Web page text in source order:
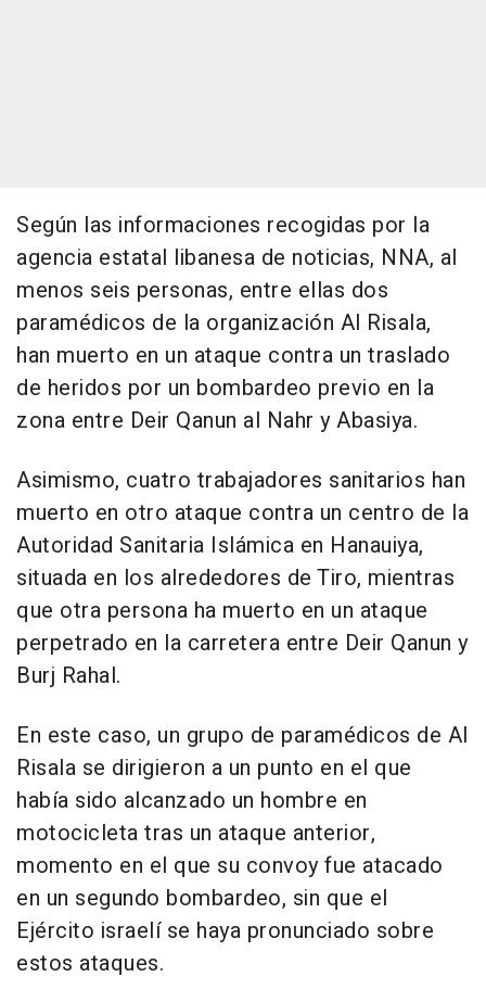
Según las informaciones recogidas por la
agencia estatal libanesa de noticias, NNA, al
menos seis personas, entre ellas dos
paramédicos de la organización Al Risala,
han muerto en un ataque contra un traslado
de heridos por un bombardeo previo en la
zona entre Deir Qanun al Nahr y Abasiya.
Asimismo, cuatro trabajadores sanitarios han
muerto en otro ataque contra un centro de la
Autoridad Sanitaria Islámica en Hanauiya,
situada en los alrededores de Tiro, mientras
que otra persona ha muerto en un ataque
perpetrado en la carretera entre Deir Qanun y
Burj Rahal.
En este caso, un grupo de paramédicos de Al
Risala se dirigieron a un punto en el que
había sido alcanzado un hombre en
motocicleta tras un ataque anterior,
momento en el que su convoy fue atacado
en un segundo bombardeo, sin que el
Ejército israelí se haya pronunciado sobre
estos ataques.